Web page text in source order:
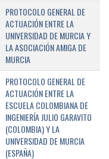
PROTOCOLO GENERAL DE
ACTUACIÓN ENTRE LA
UNIVERSIDAD DE MURCIA Y
LA ASOCIACIÓN AMIGA DE
MURCIA
PROTOCOLO GENERAL DE
ACTUACIÓN ENTRE LA
ESCUELA COLOMBIANA DE
INGENIERÍA JULIO GARAVITO
(COLOMBIA) Y LA
UNIVERSIDAD DE MURCIA
(ESPAÑA)